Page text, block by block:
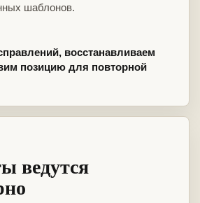
шаблонов.
восстанавливаем
позицию для повторной
ведутся